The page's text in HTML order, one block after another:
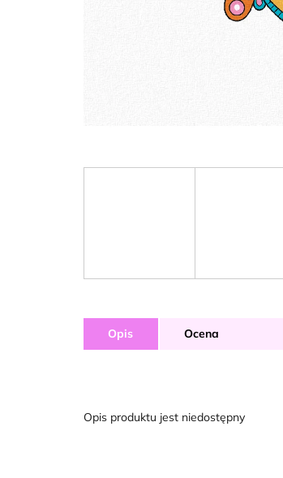
Opis Ocena
Opis produktu jest niedostępny